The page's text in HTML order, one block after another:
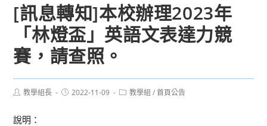
[訊息轉知]本校辦理2023年
「林燈盃」英語文表達力競
賽，請查照。
Post教學組長
Post2022-11-09
Post教學組 / 首頁公告
說明：